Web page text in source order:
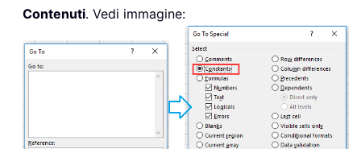
Contenuti. Vedi immagine: